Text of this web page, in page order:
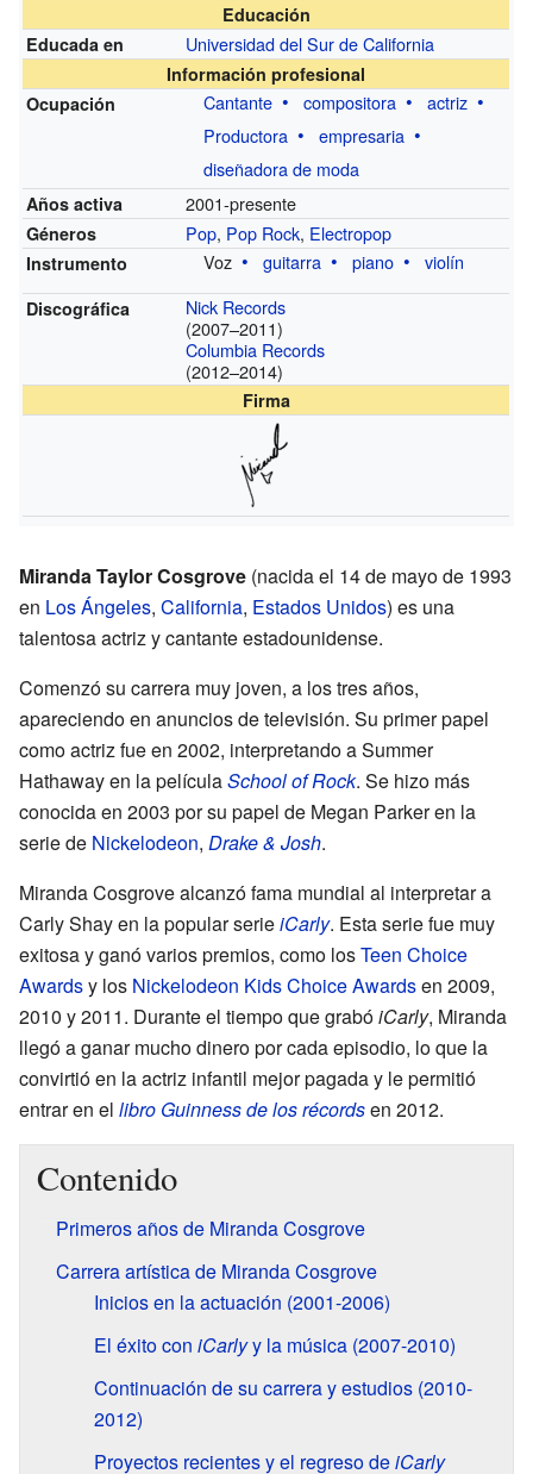
Educación
Educada en
Universidad del Sur de California
Información profesional
Ocupación
Cantante compositora
actriz
Productora
empresaria
diseñadora de moda
Años activa 2001-presente
Géneros Pop, Pop Rock, Electropop
Instrumento Voz guitarra piano violín
Discográfica
Nick Records
(2007–2011)
Columbia Records
(2012–2014)
Firma
Miranda Taylor Cosgrove (nacida el 14 de mayo de 1993
en Los Ángeles, California, Estados Unidos) es una
talentosa actriz y cantante estadounidense.
Comenzó su carrera muy joven, a los tres años,
apareciendo en anuncios de televisión. Su primer papel
como actriz fue en 2002, interpretando a Summer
Hathaway en la películaSchool of Rock. Se hizo más
conocida en 2003 por su papel de Megan Parker en la
serie de Nickelodeon, Drake & Josh.
Miranda Cosgrove alcanzó fama mundial al interpretar a
Carly Shay en la popular serieiCarly. Esta serie fue muy
exitosa y ganó varios premios, como losTeen Choice
Awardsy los Nickelodeon Kids Choice Awardsen 2009,
2010 y 2011. Durante el tiempo que grabóiCarly, Miranda
llegó a ganar mucho dinero por cada episodio, lo que la
convirtió en la actriz infantil mejor pagada y le permitió
entrar en el libro Guinness de los récordsen 2012.
Contenido
Primeros años de Miranda Cosgrove
Carrera artística de Miranda Cosgrove
Inicios en la actuación (2001-2006)
El éxito con iCarlyy la música (2007-2010)
Continuación de su carrera y estudios (2010-
2012)
Proyectos recientes y el regreso deiCarly